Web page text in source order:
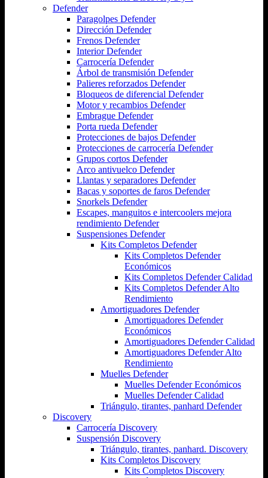
Defender
Paragolpes Defender
Dirección Defender
Frenos Defender
Interior Defender
Carrocería Defender
Árbol de transmisión Defender
Palieres reforzados Defender
Bloqueos de diferencial Defender
Motor y recambios Defender
Embrague Defender
Porta rueda Defender
Protecciones de bajos Defender
Protecciones de carrocería Defender
Grupos cortos Defender
Arco antivuelco Defender
Llantas y separadores Defender
Bacas y soportes de faros Defender
Snorkels Defender
Escapes, manguitos e intercoolers mejora
rendimiento Defender
Suspensiones Defender
Kits Completos Defender
Kits Completos Defender
Económicos
Kits Completos Defender Calidad
Kits Completos Defender Alto
Rendimiento
Amortiguadores Defender
Amortiguadores Defender
Económicos
Amortiguadores Defender Calidad
Amortiguadores Defender Alto
Rendimiento
Muelles Defender
Muelles Defender Económicos
Muelles Defender Calidad
Triángulo, tirantes, panhard Defender
Discovery
Carrocería Discovery
Suspensión Discovery
Triángulo, tirantes, panhard. Discovery
Kits Completos Discovery
Kits Completos Discovery